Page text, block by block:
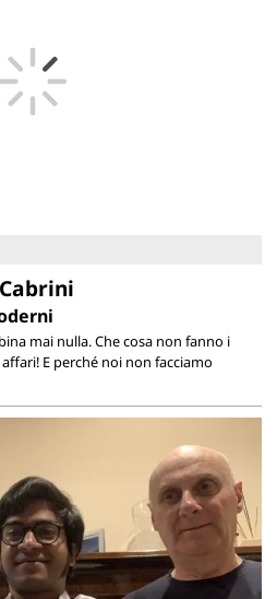
mai nulla. Che cosa non fanno i
E perché noi non facciamo